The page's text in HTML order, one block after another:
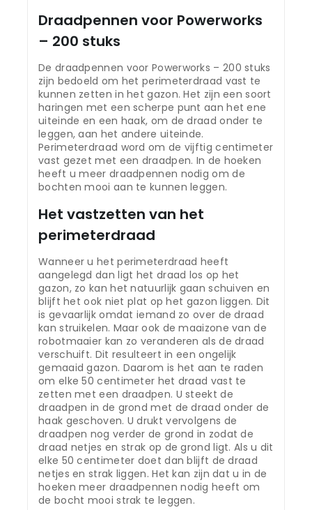
Draadpennen voor Powerworks
– 200 stuks
De draadpennen voor Powerworks – 200 stuks
zijn bedoeld om het perimeterdraad vast te
kunnen zetten in het gazon. Het zijn een soort
haringen met een scherpe punt aan het ene
uiteinde en een haak, om de draad onder te
leggen, aan het andere uiteinde.
Perimeterdraad word om de vijftig centimeter
vast gezet met een draadpen. In de hoeken
heeft u meer draadpennen nodig om de
bochten mooi aan te kunnen leggen.
Het vastzetten van het
perimeterdraad
Wanneer u het perimeterdraad heeft
aangelegd dan ligt het draad los op het
gazon, zo kan het natuurlijk gaan schuiven en
blijft het ook niet plat op het gazon liggen. Dit
is gevaarlijk omdat iemand zo over de draad
kan struikelen. Maar ook de maaizone van de
robotmaaier kan zo veranderen als de draad
verschuift. Dit resulteert in een ongelijk
gemaaid gazon. Daarom is het aan te raden
om elke 50 centimeter het draad vast te
zetten met een draadpen. U steekt de
draadpen in de grond met de draad onder de
haak geschoven. U drukt vervolgens de
draadpen nog verder de grond in zodat de
draad netjes en strak op de grond ligt. Als u dit
elke 50 centimeter doet dan blijft de draad
netjes en strak liggen. Het kan zijn dat u in de
hoeken meer draadpennen nodig heeft om
de bocht mooi strak te leggen.